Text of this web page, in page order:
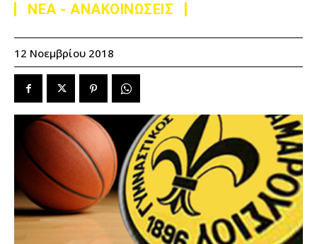
ΝΕΑ - ΑΝΑΚΟΙΝΩΣΕΙΣ
12 Νοεμβρίου 2018